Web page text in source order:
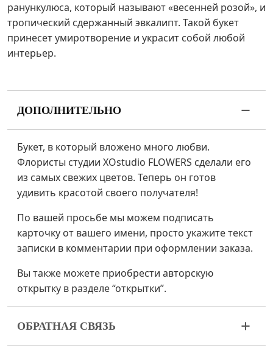
ранункулюса, который называют «весенней розой», и
тропический сдержанный эвкалипт. Такой букет
принесет умиротворение и украсит собой любой
интерьер.
ДОПОЛНИТЕЛЬНО
Букет, в который вложено много любви.
Флористы студии XOstudio FLOWERS сделали его
из самых свежих цветов. Теперь он готов
удивить красотой своего получателя!
По вашей просьбе мы можем подписать
карточку от вашего имени, просто укажите текст
записки в комментарии при оформлении заказа.
Вы также можете приобрести авторскую
открытку в разделе “открытки”.
ОБРАТНАЯ СВЯЗЬ